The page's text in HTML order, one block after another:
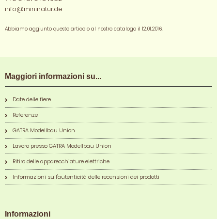
info@mininatur.de
Abbiamo aggiunto questo articolo al nostro catalogo il 12.01.2016.
Maggiori informazioni su...
Date delle fiere
Referenze
GATRA Modellbau Union
Lavoro presso GATRA Modellbau Union
Ritiro delle apparecchiature elettriche
Informazioni sull'autenticità delle recensioni dei prodotti
Informazioni